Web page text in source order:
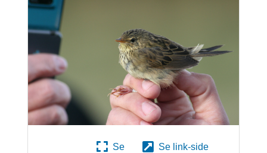
Se
Se link-side